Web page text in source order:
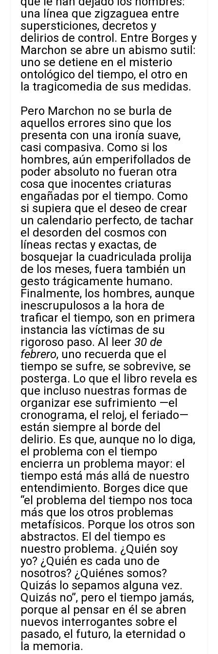
una línea que zigzaguea entre
supersticiones, decretos y
delirios de control. Entre Borges y
Marchon se abre un abismo sutil:
uno se detiene en el misterio
ontológico del tiempo, el otro en
la tragicomedia de sus medidas.
Pero Marchon no se burla de
aquellos errores sino que los
presenta con una ironía suave,
casi compasiva. Como si los
hombres, aún emperifollados de
poder absoluto no fueran otra
cosa que inocentes criaturas
engañadas por el tiempo. Como
si supiera que el deseo de crear
un calendario perfecto, de tachar
el desorden del cosmos con
líneas rectas y exactas, de
bosquejar la cuadriculada prolija
de los meses, fuera también un
gesto trágicamente humano.
Finalmente, los hombres, aunque
inescrupulosos a la hora de
traficar el tiempo, son en primera
instancia las víctimas de su
rigoroso paso. Al leer30 de
febrero, uno recuerda que el
tiempo se sufre, se sobrevive, se
posterga. Lo que el libro revela es
que incluso nuestras formas de
organizar ese sufrimiento —el
cronograma, el reloj, el feriado—
están siempre al borde del
delirio. Es que, aunque no lo diga,
el problema con el tiempo
encierra un problema mayor: el
tiempo está más allá de nuestro
entendimiento. Borges dice que
“el problema del tiempo nos toca
más que los otros problemas
metafísicos. Porque los otros son
abstractos. El del tiempo es
nuestro problema. ¿Quién soy
yo? ¿Quién es cada uno de
nosotros? ¿Quiénes somos?
Quizás lo sepamos alguna vez.
Quizás no”, pero el tiempo jamás,
porque al pensar en él se abren
nuevos interrogantes sobre el
pasado, el futuro, la eternidad o
la memoria.